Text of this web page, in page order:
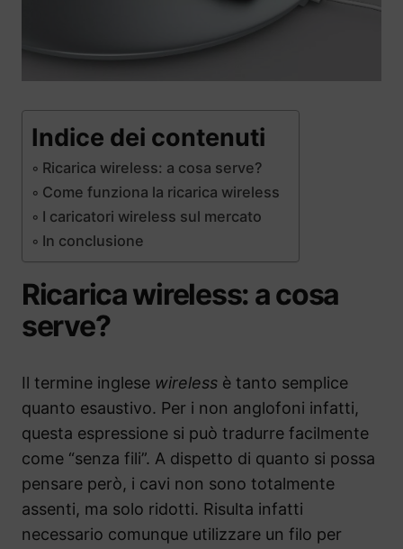
Indice dei contenuti
Ricarica wireless: a cosa serve?
Come funziona la ricarica wireless
I caricatori wireless sul mercato
In conclusione
Ricarica wireless: a cosa
serve?
Il termine inglese wireless è tanto semplice
quanto esaustivo. Per i non anglofoni infatti,
questa espressione si può tradurre facilmente
come “senza fili”. A dispetto di quanto si possa
pensare però, i cavi non sono totalmente
assenti, ma solo ridotti. Risulta infatti
necessario comunque utilizzare un filo per